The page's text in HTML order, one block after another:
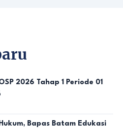
2026 Tahap 1 Periode 01
Bapas Batam Edukasi